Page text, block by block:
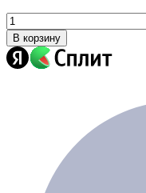
В корзину